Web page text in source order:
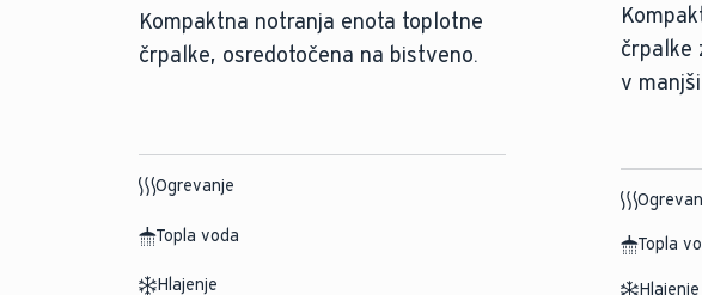
Kompaktna notranja enota toplotne
črpalke, osredotočena na bistveno.
Ogrevanje
Topla voda
Hlajenje
črpalke
v
Topla
Hlajenje